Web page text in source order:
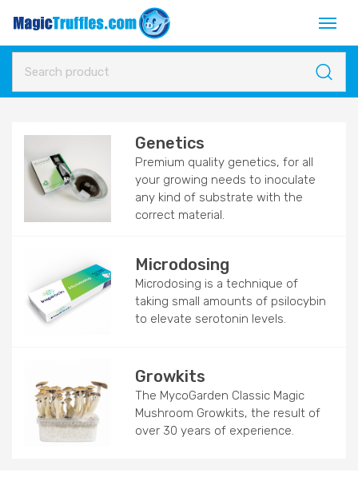
Genetics
Premium quality genetics, for all
your growing needs to inoculate
any kind of substrate with the
correct material.
Microdosing
Microdosing is a technique of
taking small amounts of psilocybin
to elevate serotonin levels.
Growkits
The MycoGarden Classic Magic
Mushroom Growkits, the result of
over 30 years of experience.